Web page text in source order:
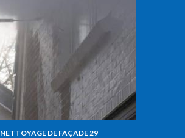
NETTOYAGE DE FAÇADE 29